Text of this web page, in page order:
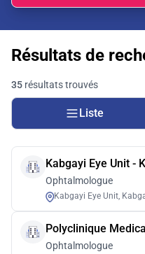
Résultats de
35 résultats trouvés
Liste
Kabgayi Eye Unit -
Ophtalmologue
Kabgayi Eye Unit,
Polyclinique
Ophtalmologue